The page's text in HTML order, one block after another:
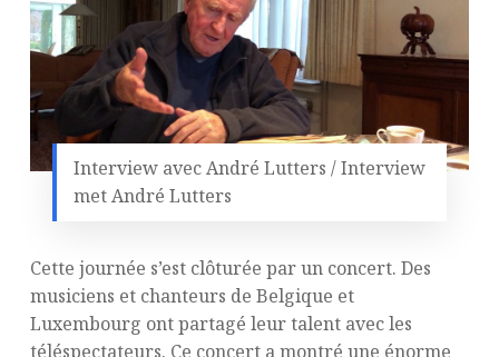
Interview avec André Lutters / Interview
met André Lutters
Cette journée s’est clôturée par un concert. Des
musiciens et chanteurs de Belgique et
Luxembourg ont partagé leur talent avec les
téléspectateurs. Ce concert a montré une énorme